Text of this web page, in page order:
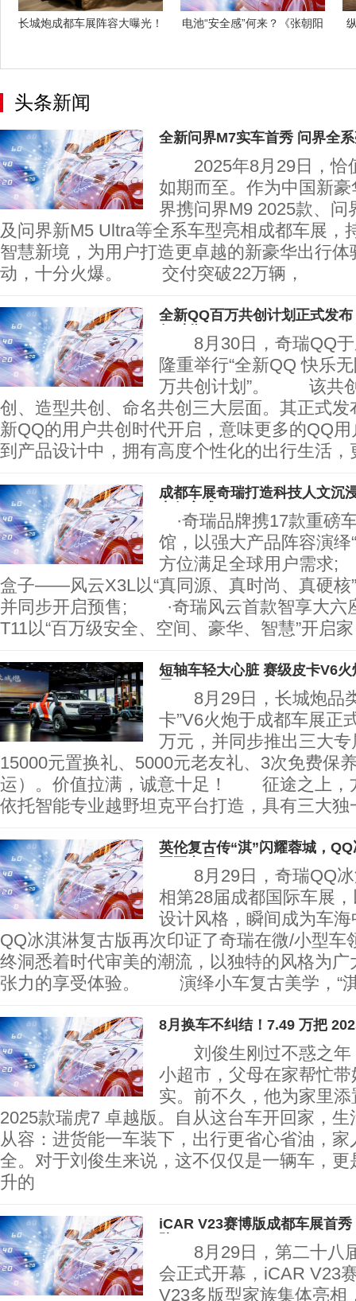
长城炮成都车展阵容大曝光！
电池“安全感”何来？《张朝阳
头条新闻
全新问界M7实车首秀 问界全
2025年8月29日，恰
如期而至。作为中国新
界携问界M9 2025款、问
及问界新M5 Ultra等全系车型亮相成都车展，
智慧新境，为用户打造更卓越的新豪华出行
动，十分火爆。 交付突破22万辆，
全新QQ百万共创计划正式发
8月30日，奇瑞QQ于
隆重举行“全新QQ 快乐
万共创计划”。 该共创
创、造型共创、命名共创三大层面。其正式
新QQ的用户共创时代开启，意味更多的QQ
到产品设计中，拥有高度个性化的出行生活
成都车展奇瑞打造科技人文沉
出行方式
·奇瑞品牌携17款重磅
馆，以强大产品阵容演绎
方位满足全球用户需
盒子——风云X3L以“真同源、真时尚、真硬核
并同步开启预售; ·奇瑞风云首款智享大六
T11以“百万级安全、空间、豪华、智慧”开启家
短轴车轻大心脏 赛级皮卡V6
8月29日，长城炮品类
卡”V6火炮于成都车展正
万元，并同步推出三大
15000元置换礼、5000元老友礼、3次免费保
运）。价值拉满，诚意十足！ 征途之上，
依托智能专业越野坦克平台打造，具有三大独
英伦复古传“淇”闪耀蓉城，
8月29日，奇瑞QQ冰
相第28届成都国际车展
设计风格，瞬间成为车
QQ冰淇淋复古版再次印证了奇瑞在微/小型车
终洞悉着时代审美的潮流，以独特的风格为
张力的享受体验。 演绎小车复古美学
8月换车不纠结！7.49 万把
刘俊生刚过不惑之年
小超市，父母在家帮忙
实。前不久，他为家里
2025款瑞虎7 卓越版。自从这台车开回家，
从容：进货能一车装下，出行更省心省油，
全。对于刘俊生来说，这不仅仅是一辆车，
升的
iCAR V23赛博版成都车展首
8月29日，第二十八
会正式开幕，iCAR V23
V23多版型家族集体亮相